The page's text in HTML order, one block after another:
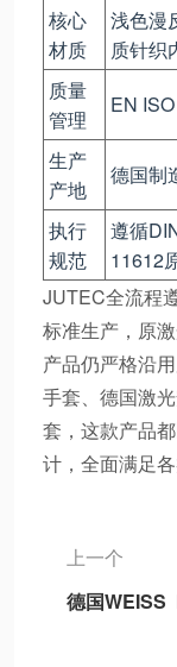
核心
材质
浅色漫
质针织
质量
管理
EN
生产
产地
德国制
执行
规范
遵循
11612
JUTEC全流程
标准生产，原
产品仍严格沿
手套、德国激
套，这款产品
计，全面满足
上一个
德国WEISS